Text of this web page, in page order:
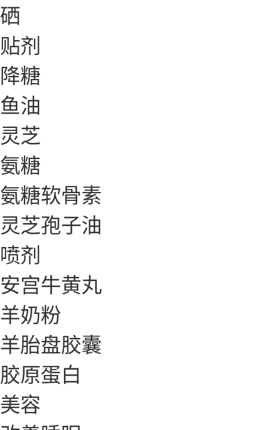
硒
贴剂
降糖
鱼油
灵芝
氨糖
氨糖软骨素
灵芝孢子油
喷剂
安宫牛黄丸
羊奶粉
羊胎盘胶囊
胶原蛋白
美容